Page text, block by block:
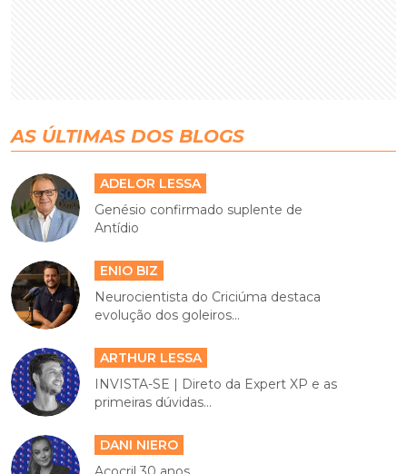
AS ÚLTIMAS DOS BLOGS
ADELOR LESSA
Genésio confirmado suplente de
Antídio
ENIO BIZ
Neurocientista do Criciúma destaca
evolução dos goleiros...
ARTHUR LESSA
INVISTA-SE | Direto da Expert XP e as
primeiras dúvidas...
DANI NIERO